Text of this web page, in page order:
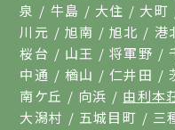
泉
牛島 大住 大町
川元
旭南 旭北 港
桜台
山王 将軍野
中通
楢山 仁井田
南ケ丘
向浜 由利本
大潟村
五城目町 三